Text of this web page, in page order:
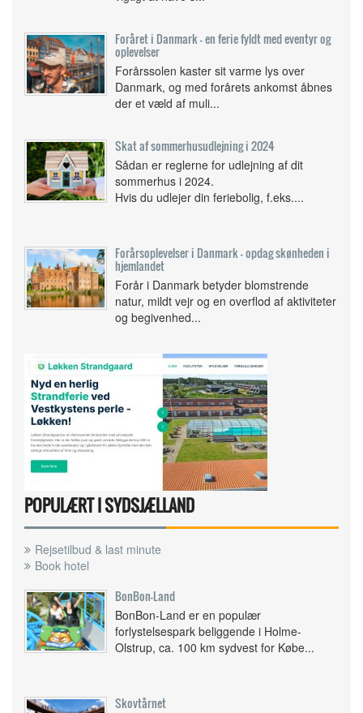
Foråret i Danmark - en ferie fyldt med eventyr og
oplevelser
Forårssolen kaster sit varme lys over
Danmark, og med forårets ankomst åbnes
der et væld af muli...
Skat af sommerhusudlejning i 2024
Sådan er reglerne for udlejning af dit
sommerhus i 2024.
Hvis du udlejer din feriebolig, f.eks....
Forårsoplevelser i Danmark - opdag skønheden i
hjemlandet
Forår i Danmark betyder blomstrende
natur, mildt vejr og en overflod af aktiviteter
og begivenhed...
POPULÆRT I SYDSJÆLLAND
Rejsetilbud & last minute
Book hotel
BonBon-Land
BonBon-Land er en populær
forlystelsespark beliggende i Holme-
Olstrup, ca. 100 km sydvest for Købe...
Skovtårnet